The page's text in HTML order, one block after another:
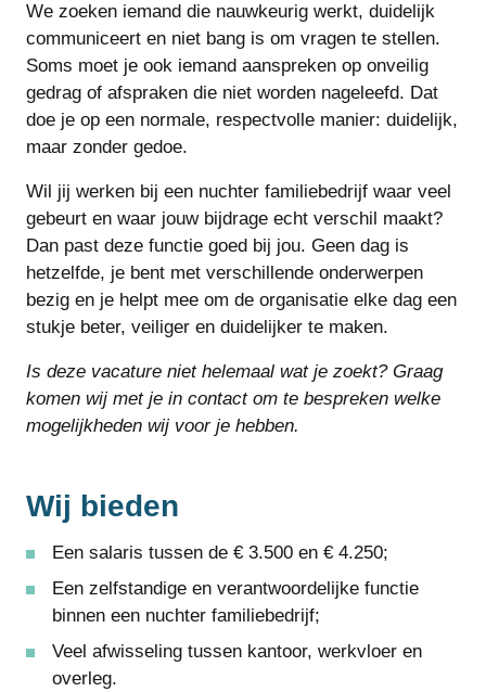
We zoeken iemand die nauwkeurig werkt, duidelijk
communiceert en niet bang is om vragen te stellen.
Soms moet je ook iemand aanspreken op onveilig
gedrag of afspraken die niet worden nageleefd. Dat
doe je op een normale, respectvolle manier: duidelijk,
maar zonder gedoe.
Wil jij werken bij een nuchter familiebedrijf waar veel
gebeurt en waar jouw bijdrage echt verschil maakt?
Dan past deze functie goed bij jou. Geen dag is
hetzelfde, je bent met verschillende onderwerpen
bezig en je helpt mee om de organisatie elke dag een
stukje beter, veiliger en duidelijker te maken.
Is deze vacature niet helemaal wat je zoekt? Graag
komen wij met je in contact om te bespreken welke
mogelijkheden wij voor je hebben.
Wij bieden
Een salaris tussen de € 3.500 en € 4.250;
Een zelfstandige en verantwoordelijke functie
binnen een nuchter familiebedrijf;
Veel afwisseling tussen kantoor, werkvloer en
overleg.